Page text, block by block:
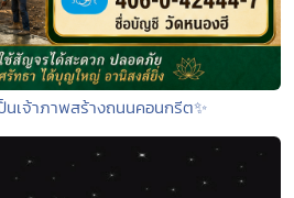
นเจ้าภาพสร้างถนนคอนกรีต✨